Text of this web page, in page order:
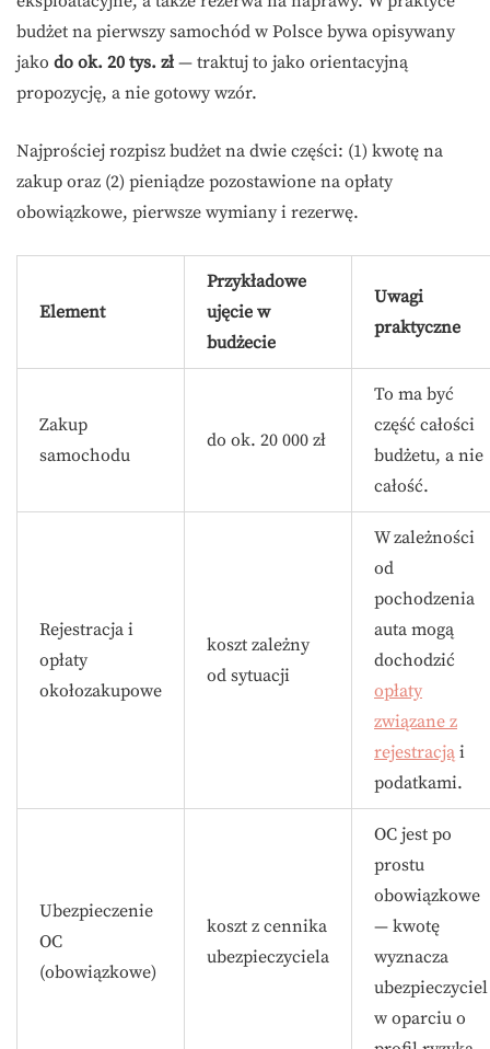
budżet na pierwszy samochód w Polsce bywa opisywany
jako do ok. 20 tys. zł — traktuj to jako orientacyjną
propozycję, a nie gotowy wzór.
Najprościej rozpisz budżet na dwie części: (1) kwotę na
zakup oraz (2) pieniądze pozostawione na opłaty
obowiązkowe, pierwsze wymiany i rezerwę.
Element
Przykładowe
ujęcie w
budżecie
Uwagi
praktyczne
Zakup
samochodu
do ok. 20 000 zł
To ma być
część całości
budżetu, a nie
całość.
Rejestracja i
opłaty
okołozakupowe
koszt zależny
od sytuacji
W zależności
od
pochodzenia
auta mogą
dochodzić
opłaty
związane z
rejestracją i
podatkami.
Ubezpieczenie
OC
(obowiązkowe)
koszt z cennika
ubezpieczyciela
OC jest po
prostu
obowiązkowe
— kwotę
wyznacza
ubezpieczyciel
w oparciu o